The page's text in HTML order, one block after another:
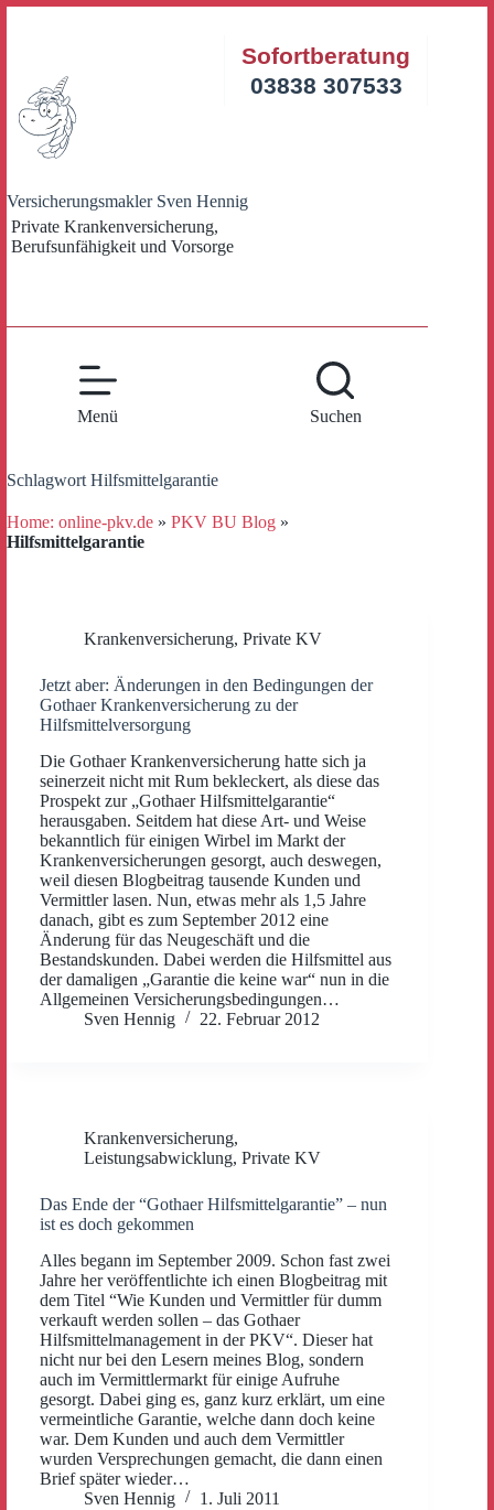
Versicherungsmakler Sven Hennig
Private Krankenversicherung,
Berufsunfähigkeit und Vorsorge
Sofortberatung
03838 307533
Menü Suchen
Schlagwort Hilfsmittelgarantie
Home: online-pkv.de » PKV BU Blog »
Hilfsmittelgarantie
Krankenversicherung, Private KV
Jetzt aber: Änderungen in den Bedingungen der
Gothaer Krankenversicherung zu der
Hilfsmittelversorgung
Die Gothaer Krankenversicherung hatte sich ja
seinerzeit nicht mit Rum bekleckert, als diese das
Prospekt zur „Gothaer Hilfsmittelgarantie“
herausgaben. Seitdem hat diese Art- und Weise
bekanntlich für einigen Wirbel im Markt der
Krankenversicherungen gesorgt, auch deswegen,
weil diesen Blogbeitrag tausende Kunden und
Vermittler lasen. Nun, etwas mehr als 1,5 Jahre
danach, gibt es zum September 2012 eine
Änderung für das Neugeschäft und die
Bestandskunden. Dabei werden die Hilfsmittel aus
der damaligen „Garantie die keine war“ nun in die
Allgemeinen Versicherungsbedingungen…
Sven Hennig
22. Februar 2012
Krankenversicherung,
Leistungsabwicklung, Private KV
Das Ende der “Gothaer Hilfsmittelgarantie” – nun
ist es doch gekommen
Alles begann im September 2009. Schon fast zwei
Jahre her veröffentlichte ich einen Blogbeitrag mit
dem Titel “Wie Kunden und Vermittler für dumm
verkauft werden sollen – das Gothaer
Hilfsmittelmanagement in der PKV“. Dieser hat
nicht nur bei den Lesern meines Blog, sondern
auch im Vermittlermarkt für einige Aufruhe
gesorgt. Dabei ging es, ganz kurz erklärt, um eine
vermeintliche Garantie, welche dann doch keine
war. Dem Kunden und auch dem Vermittler
wurden Versprechungen gemacht, die dann einen
Brief später wieder…
Sven Hennig
1. Juli 2011